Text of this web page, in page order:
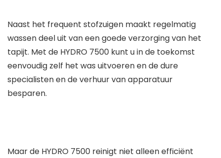
Naast het frequent stofzuigen maakt regelmatig
wassen deel uit van een goede verzorging van het
tapijt. Met de HYDRO 7500 kunt u in de toekomst
eenvoudig zelf het was uitvoeren en de dure
specialisten en de verhuur van apparatuur
besparen.
Maar de HYDRO 7500 reinigt niet alleen efficiënt